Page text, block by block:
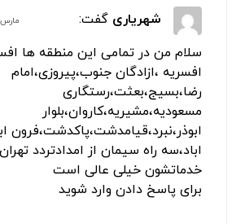
شهریاری گفت: مارس 2, 2024 در 3:55 ق.ظ
سلام من در تمامی این منطقه ها
افسریه ،ازادگان جنوب،پیروزی،امام
رضا،بسیج،بعثت،رستگاری
مسعودیه،مشیریه،کاروان،بلوار
ابوذر،نبرد،قیامدشت،پاکدشت،فرون
اباد،سه راه سیمان از امدادتردد
خدماتشون خیلی عالی است
برای پاسخ دادن وارد شوید